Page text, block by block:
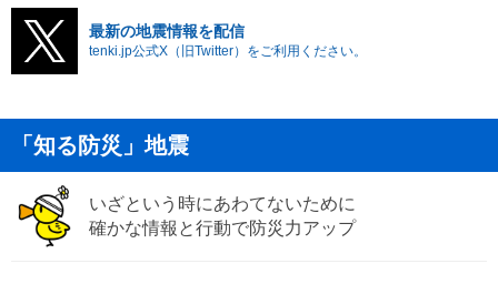
最新の地震情報を配信
tenki.jp公式X（旧Twitter）をご利用ください。
「知る防災」地震
いざという時にあわてないために
確かな情報と行動で防災力アップ